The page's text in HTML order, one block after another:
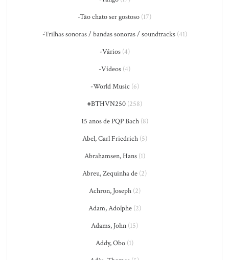
-Tão chato ser gostoso (17)
-Trilhas sonoras / bandas sonoras / soundtracks(41)
-Vários(4)
-Vídeos (4)
-World Music (6)
#BTHVN250(258)
15 anos de PQP Bach(8)
Abel, Carl Friedrich(5)
Abrahamsen, Hans(1)
Abreu, Zequinha de (2)
Achron, Joseph(2)
Adam, Adolphe(2)
Adams, John (15)
Addy, Obo (1)